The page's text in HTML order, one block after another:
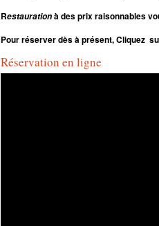
Restaurationà des prix raisonnables
Pour réserver dès à présent, Cliquez
Réservation en ligne